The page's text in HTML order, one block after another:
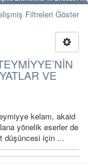
Filtreleri Göster
VE
kelam, akaid
yönelik eserler de
düşüncesi için ...